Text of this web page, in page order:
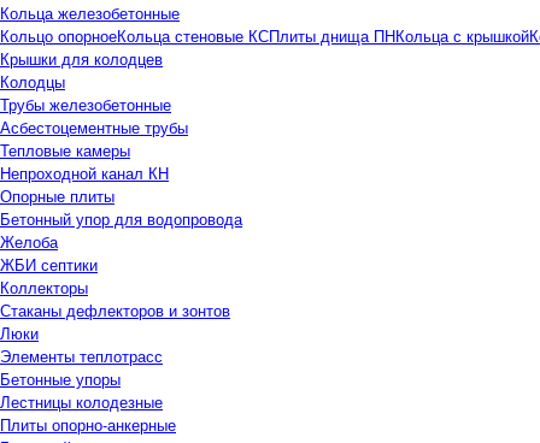
Кольца железобетонные
Кольцо опорноеКольца стеновые КСПлиты днища ПНКольца с крышкой
Крышки для колодцев
Колодцы
Трубы железобетонные
Асбестоцементные трубы
Тепловые камеры
Непроходной канал КН
Опорные плиты
Бетонный упор для водопровода
Желоба
ЖБИ септики
Коллекторы
Стаканы дефлекторов и зонтов
Люки
Элементы теплотрасс
Бетонные упоры
Лестницы колодезные
Плиты опорно-анкерные